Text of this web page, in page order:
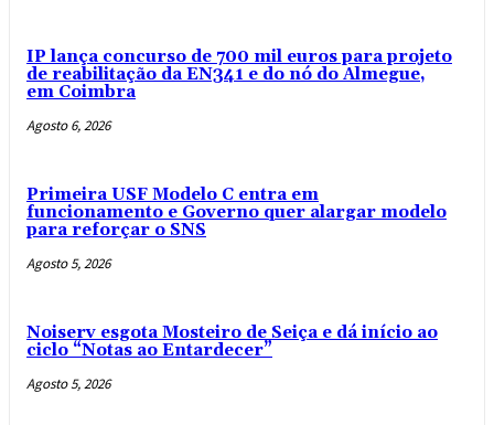
IP lança concurso de 700 mil euros para projeto
de reabilitação da EN341 e do nó do Almegue,
em Coimbra
Agosto 6, 2026
Primeira USF Modelo C entra em
funcionamento e Governo quer alargar modelo
para reforçar o SNS
Agosto 5, 2026
Noiserv esgota Mosteiro de Seiça e dá início ao
ciclo “Notas ao Entardecer”
Agosto 5, 2026